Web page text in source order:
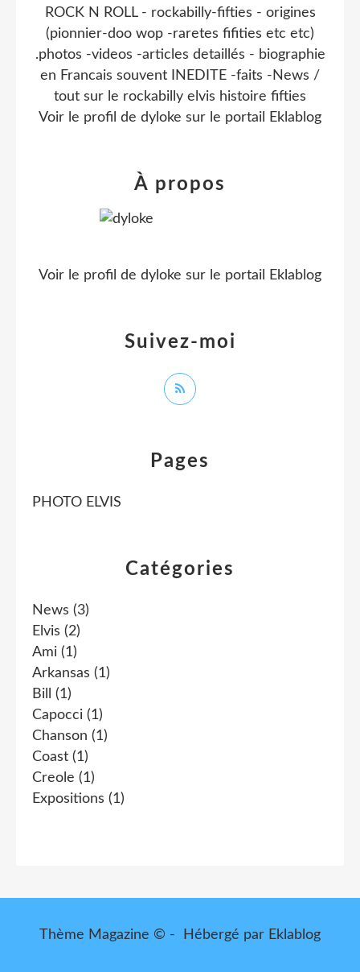
Catégories
News (3)
Elvis (2)
Ami (1)
Arkansas (1)
Bill
(1)
Capocci (1)
Chanson (1)
Coast (1)
Creole (1)
Expositions (1)
Pages
PHOTO ELVIS
ROCK N ROLL - rockabilly-fifties - origines
(pionnier-doo wop -raretes fifities etc etc)
.photos -videos -articles detaillés - biographie
en Francais souvent INEDITE -faits -News /
tout sur le rockabilly elvis histoire fifties
Voir le profil de dyloke sur le portail Eklablog
Suivez-moi
À propos
Voir le profil de dyloke sur le portail Eklablog
Thème Magazine © - Hébergé par Eklablog